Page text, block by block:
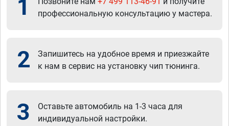
1
профессиональную консультацию у мастера.
2
Запишитесь на удобное время и приезжайте
к нам в сервис на установку чип тюнинга.
3
Оставьте автомобиль на 1-3 часа для
индивидуальной настройки.